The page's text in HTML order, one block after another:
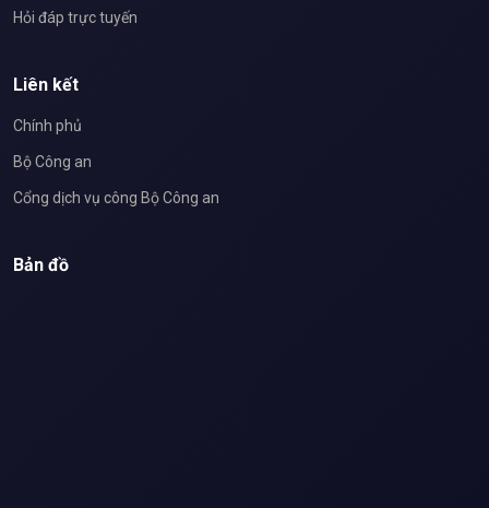
Hỏi đáp trực tuyến
Liên kết
Chính phủ
Bộ Công an
Cổng dịch vụ công Bộ Công an
Bản đồ